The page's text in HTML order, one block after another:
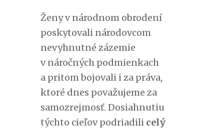
Ženy v národnom obrodení
poskytovali národovcom
nevyhnutné zázemie
v náročných podmienkach
a pritom bojovali i za práva,
ktoré dnes považujeme za
samozrejmosť. Dosiahnutiu
týchto cieľov podriadili celý